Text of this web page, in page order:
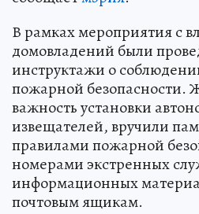
В рамках мероприятия с
домовладений были
инструктажи о
пожарной безопасности.
важность установки
извещателей, вручили
правилами пожарной
номерами экстренных
информационных
почтовым ящикам.